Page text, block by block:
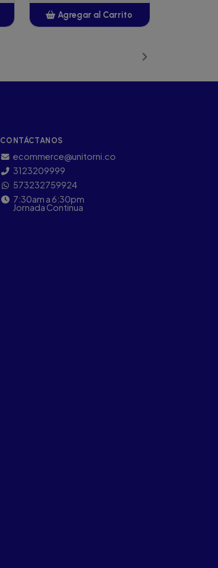
Agregar al Carrito
CONTÁCTANOS
ecommerce@unitorni.co
3123209999
573232759924
7:30am a 6:30pm
Jornada Continua